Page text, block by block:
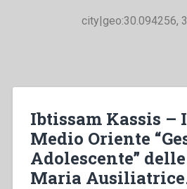
city|geo:30.094256,
Ibtissam Kassis –
Medio Oriente
Adolescente”
Maria